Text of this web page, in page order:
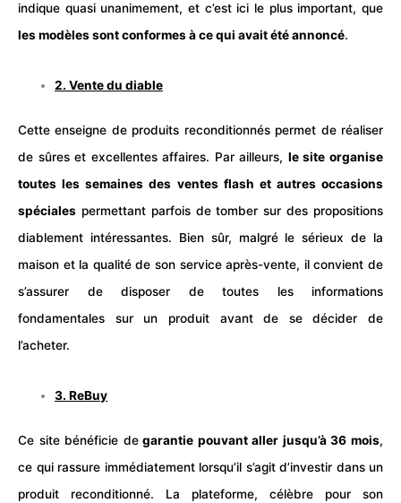
indique quasi unanimement, et c’est ici le plus important, que
les modèles sont conformes à ce qui avait été annoncé.
2.Vente du diable
Cette enseigne de produits reconditionnés permet de réaliser
de sûres et excellentes affaires. Par ailleurs, le site organise
toutes les semaines des ventes flash et autres occasions
spéciales permettant parfois de tomber sur des propositions
diablement intéressantes. Bien sûr, malgré le sérieux de la
maison et la qualité de son service après-vente, il convient de
s’assurer de disposer de toutes les informations
fondamentales sur un produit avant de se décider de
l’acheter.
3.ReBuy
Ce site bénéficie degarantie pouvant aller jusqu’à 36 mois,
ce qui rassure immédiatement lorsqu’il s’agit d’investir dans un
produit reconditionné. La plateforme, célèbre pour son